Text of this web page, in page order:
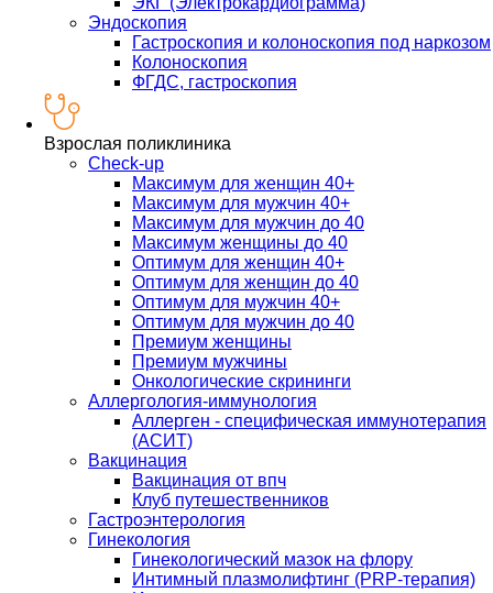
Эндоскопия
Гастроскопия и колоноскопия под наркозом
Колоноскопия
ФГДС, гастроскопия
Взрослая поликлиника
Check-up
Максимум для женщин 40+
Максимум для мужчин 40+
Максимум для мужчин до 40
Максимум женщины до 40
Оптимум для женщин 40+
Оптимум для женщин до 40
Оптимум для мужчин 40+
Оптимум для мужчин до 40
Премиум женщины
Премиум мужчины
Онкологические скрининги
Аллергология-иммунология
Аллерген - специфическая иммунотерапия
(АСИТ)
Вакцинация
Вакцинация от впч
Клуб путешественников
Гастроэнтерология
Гинекология
Гинекологический мазок на флору
Интимный плазмолифтинг (PRP-терапия)